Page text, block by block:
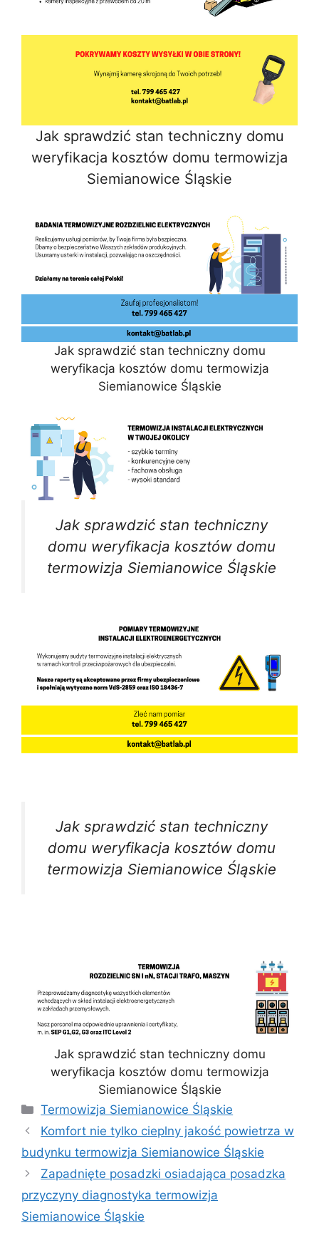
Jak sprawdzić stan techniczny domu
weryfikacja kosztów domu termowizja
Siemianowice Śląskie
Jak sprawdzić stan techniczny domu
weryfikacja kosztów domu termowizja
Siemianowice Śląskie
Jak sprawdzić stan techniczny
domu weryfikacja kosztów domu
termowizja Siemianowice Śląskie
Jak sprawdzić stan techniczny
domu weryfikacja kosztów domu
termowizja Siemianowice Śląskie
Jak sprawdzić stan techniczny domu
weryfikacja kosztów domu termowizja
Siemianowice Śląskie
Kategorie
Termowizja Siemianowice Śląskie
Komfort nie tylko cieplny jakość powietrza w
budynku termowizja Siemianowice Śląskie
Zapadnięte posadzki osiadająca posadzka
przyczyny diagnostyka termowizja
Siemianowice Śląskie